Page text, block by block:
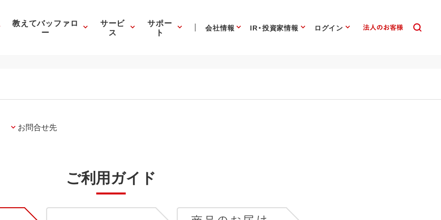
教えてバッファロ
ー
サービ
ス
サポー
ト 会社情報 IR・投資家情報 ログイン
お問合せ先
ご利用ガイド